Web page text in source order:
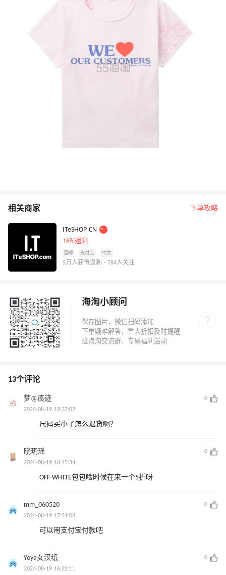
相关商家 下单攻略
ITeSHOP CN
16%返利
直邮 支付宝 中文
5万人获得返利 · 784人关注
海淘小顾问
13个评论
梦@痕迹
0
2024-08-19 19:37:02
尺码买小了怎么退货啊？
晓玥瑶
0
2024-08-19 18:45:34
OFF-WHITE包包啥时候在来一个5折呀
mm_060520
0
2024-08-19 17:51:08
可以用支付宝付款吧
Yoya女汉纸
0
2024-08-19 16:22:11